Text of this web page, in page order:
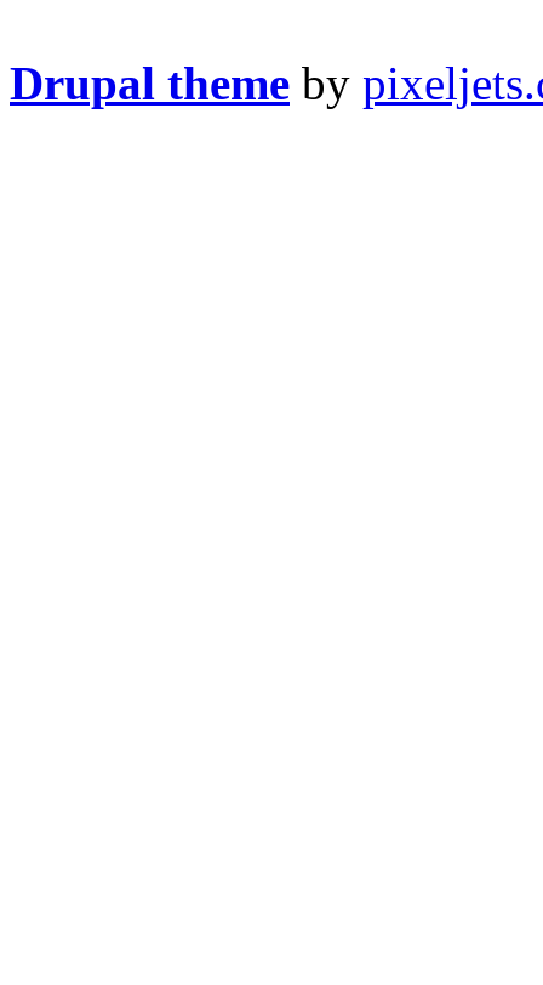
Drupal theme by